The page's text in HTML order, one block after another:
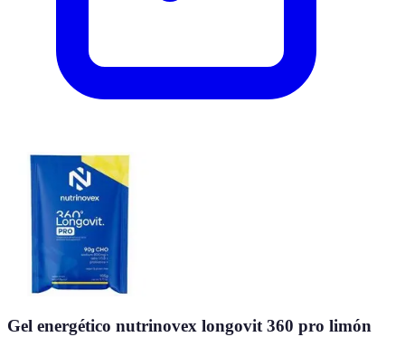
Gel energético nutrinovex longovit 360 pro limón